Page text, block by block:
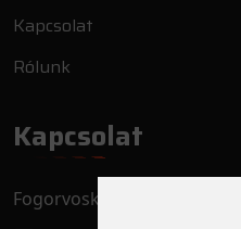
Kapcsolat
Rólunk
Kapcsolat
Fogorvoskereső.hu Zrt.